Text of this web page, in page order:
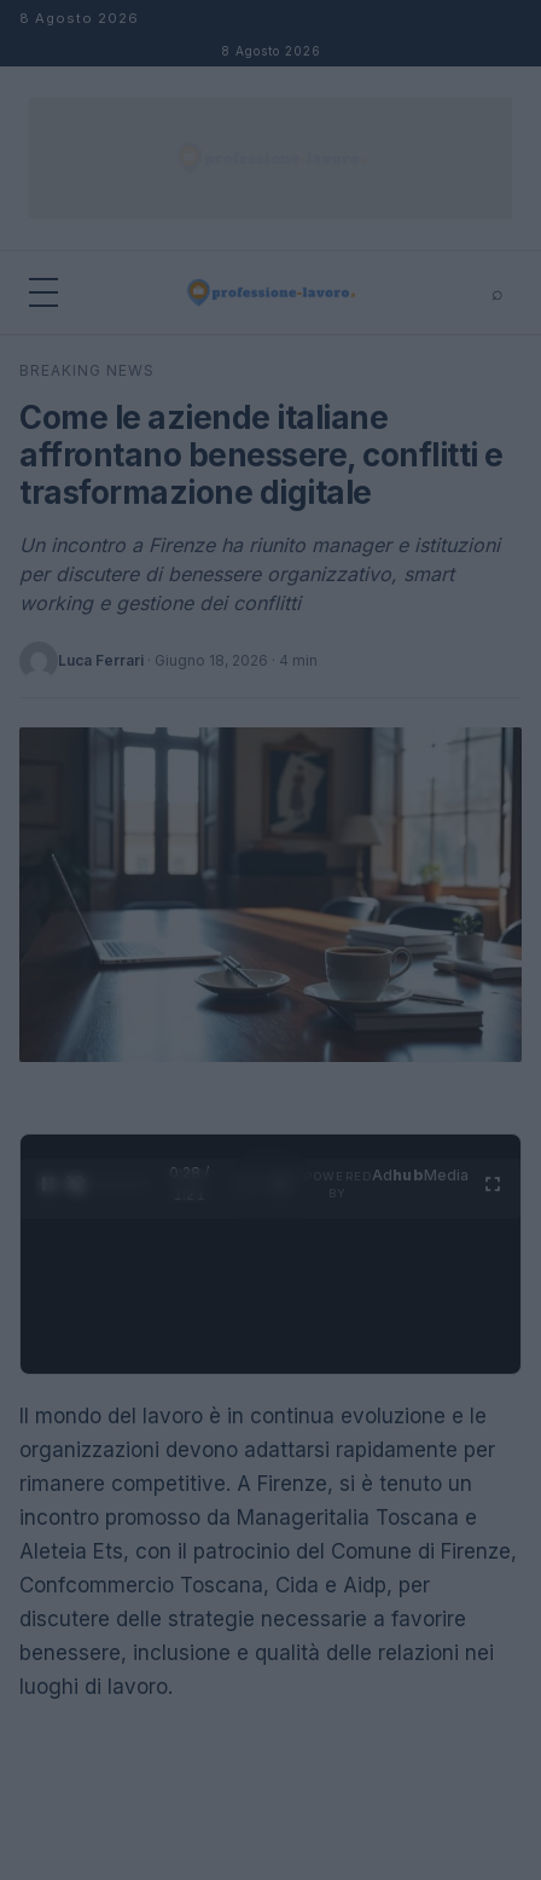
Salta al contenuto
8 Agosto 2026
8 Agosto 2026
⌕
Cerca
BREAKING NEWS
Come le aziende italiane
affrontano benessere, conflitti e
trasformazione digitale
Un incontro a Firenze ha riunito manager e istituzioni
per discutere di benessere organizzativo, smart
working e gestione dei conflitti
Luca Ferrari · Giugno 18, 2026 · 4 min
0:29 /
AdhubMedia
Il mondo del lavoro è in continua evoluzione e le
organizzazioni devono adattarsi rapidamente per
rimanere competitive. A Firenze, si è tenuto un
incontro promosso da Manageritalia Toscana e
Aleteia Ets, con il patrocinio del Comune di Firenze,
Confcommercio Toscana, Cida e Aidp, per
discutere delle strategie necessarie a favorire
benessere, inclusione e qualità delle relazioni nei
luoghi di lavoro.